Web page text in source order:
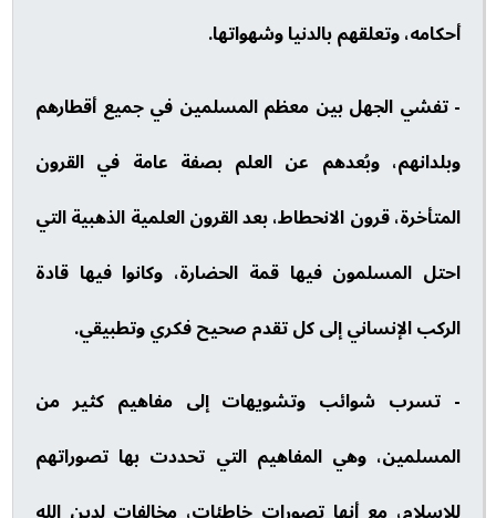
أحكامه، وتعلقهم بالدنيا وشهواتها.
- تفشي الجهل بين معظم المسلمين في جميع أقطارهم
وبلدانهم، وبُعدهم عن العلم بصفة عامة في القرون
المتأخرة، قرون الانحطاط، بعد القرون العلمية الذهبية التي
احتل المسلمون فيها قمة الحضارة، وكانوا فيها قادة
الركب الإنساني إلى كل تقدم صحيح فكري وتطبيقي.
- تسرب شوائب وتشويهات إلى مفاهيم كثير من
المسلمين، وهي المفاهيم التي تحددت بها تصوراتهم